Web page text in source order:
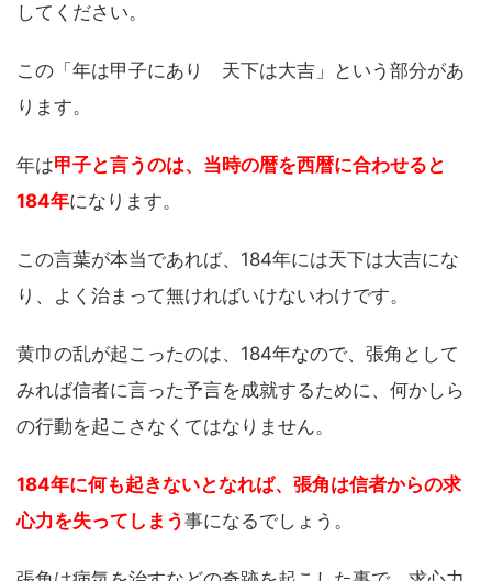
してください。
この「年は甲子にあり 天下は大吉」という部分があ
ります。
年は甲子と言うのは、当時の暦を西暦に合わせると
184年になります。
この言葉が本当であれば、184年には天下は大吉にな
り、よく治まって無ければいけないわけです。
黄巾の乱が起こったのは、184年なので、張角として
みれば信者に言った予言を成就するために、何かしら
の行動を起こさなくてはなりません。
184年に何も起きないとなれば、張角は信者からの求
心力を失ってしまう事になるでしょう。